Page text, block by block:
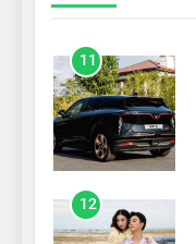
11
12